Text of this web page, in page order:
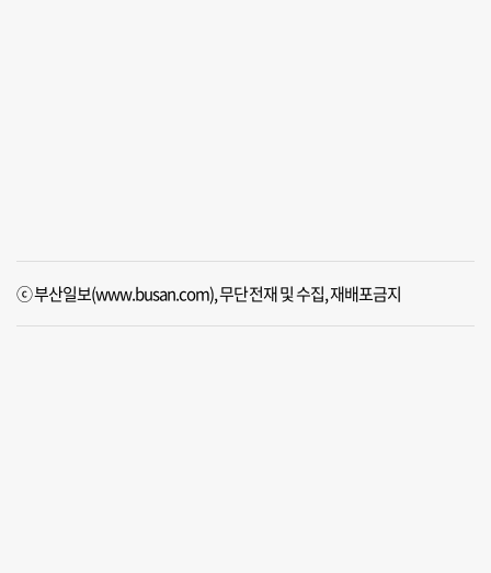
ⓒ 부산일보(www.busan.com), 무단전재 및 수집, 재배포금지